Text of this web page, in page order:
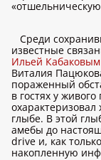
Среди
известные
Ильей Кабаковым
Виталия
пораженный
в гостях у
глыбе. В этой
амебы до
drive и, как
накопленную